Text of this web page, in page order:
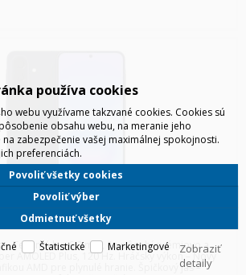
A57 5G 8/128GB DUOS TMAVOMODRÁ
– Telo má len 6,9 mm, čo pôsobí prémiovo a
AMOLED Plus, 120 Hz. Hráčsky výkon – Nový
AMD pre plynulé hranie. Špičkový jas –
používa cookies
webu využívame takzvané cookies. Cookies sú
obsahu webu, na meranie jeho
zabezpečenie vašej maximálnej spokojnosti.
preferenciách.
Odmietnuť všetky
Povoliť výber
Povoliť všetky cookies
Štatistické
Marketingové
Zobraziť
detaily